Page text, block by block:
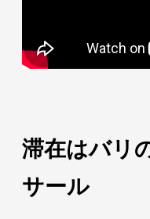
滞在はバリ
サール